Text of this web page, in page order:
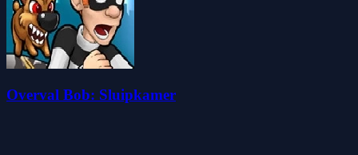
Overval Bob: Sluipkamer